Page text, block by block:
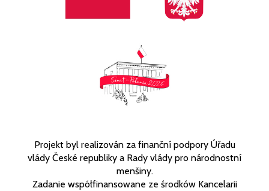
Projekt byl realizován za finanční podpory Úřadu
vlády České republiky a Rady vlády pro národnostní
menšiny.
Zadanie współfinansowane ze środków Kancelarii